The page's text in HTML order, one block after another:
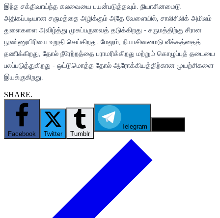
இந்த சக்திவாய்ந்த கலவையை பயன்படுத்தவும். நியாசினமைடு
அதிகப்படியான சருமத்தை அழிக்கும் அதே வேளையில், சாலிசிலிக் அமிலம்
துளைகளை அவிழ்த்து முகப்பருவைத் தடுக்கிறது - சருமத்திற்கு சீரான
நுண்ணுயிரியை உறுதி செய்கிறது. மேலும், நியாசினமைடு வீக்கத்தைத்
தணிக்கிறது, தோல் நீரேற்றத்தை பராமரிக்கிறது மற்றும் கொழுப்புத் தடையை
பலப்படுத்துகிறது - ஒட்டுமொத்த தோல் ஆரோக்கியத்திற்கான முயற்சிகளை
இயக்குகிறது.
SHARE.
Facebook Twitter Tumblr
Telegram